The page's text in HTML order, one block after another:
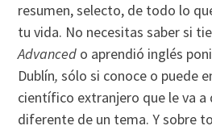
resumen, selecto, de todo lo
tu vida. No necesitas saber si
Advanced o aprendió inglés
Dublín, sólo si conoce o puede
científico extranjero que le va a
diferente de un tema. Y sobre